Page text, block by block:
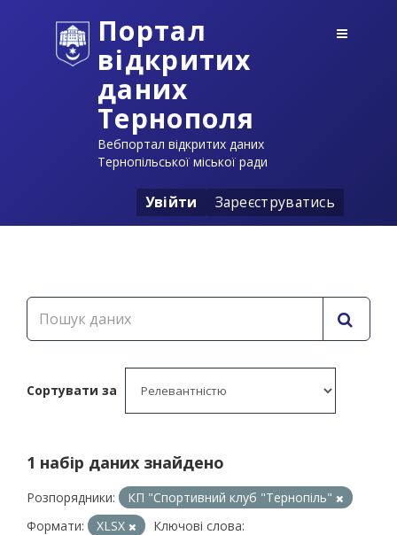
Портал
відкритих
даних
Тернополя
Вебпортал відкритих даних
Тернопільської міської ради
Увійти Зареєструватись
Сортувати за
1 набір даних знайдено
Розпорядники:
КП "Спортивний клуб "Тернопіль"
Формати:
XLSX
Ключові слова: